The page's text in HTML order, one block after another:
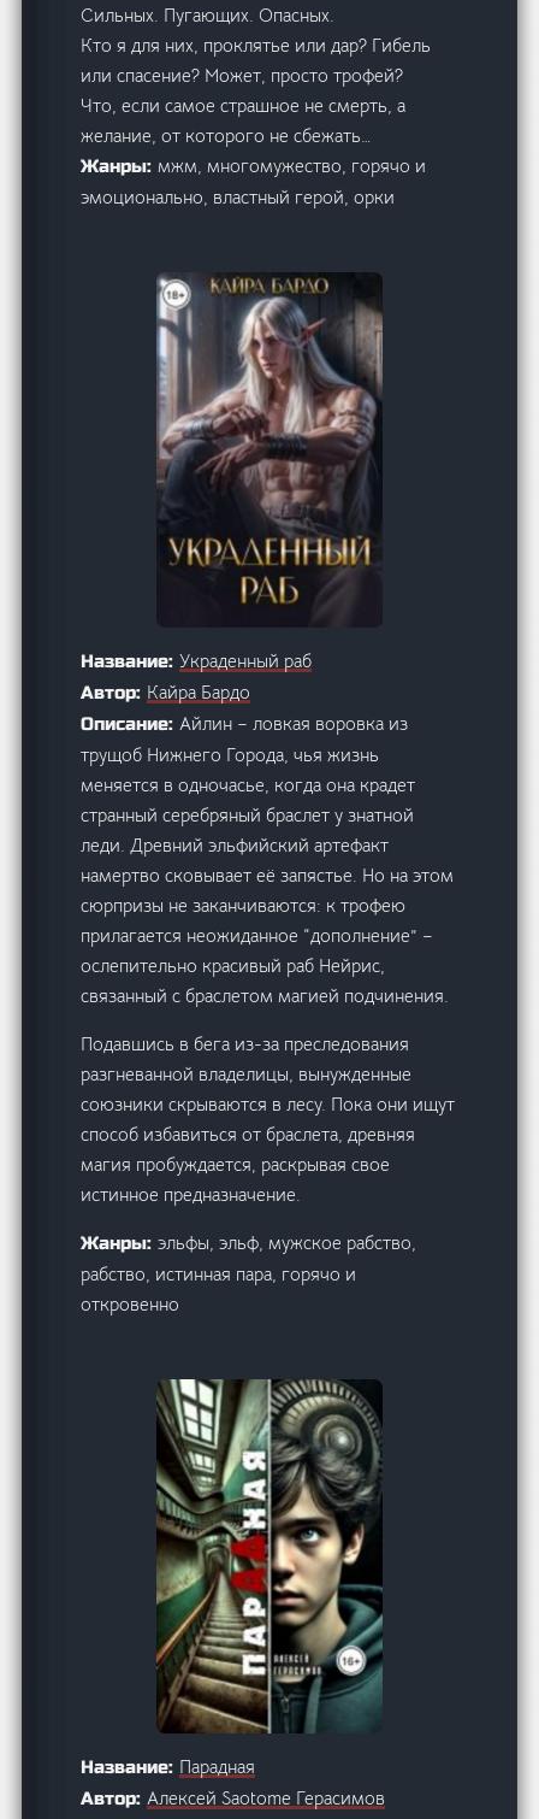
Сильных. Пугающих. Опасных.
Кто я для них, проклятье или дар? Гибель
или спасение? Может, просто трофей?
Что, если самое страшное не смерть, а
желание, от которого не сбежать…
Жанры:мжм, многомужество, горячо и
эмоционально, властный герой, орки
Название:Украденный раб
Автор: Кайра Бардо
Описание: Айлин – ловкая воровка из
трущоб Нижнего Города, чья жизнь
меняется в одночасье, когда она крадет
странный серебряный браслет у знатной
леди. Древний эльфийский артефакт
намертво сковывает её запястье. Но на этом
сюрпризы не заканчиваются: к трофею
прилагается неожиданное “дополнение” –
ослепительно красивый раб Нейрис,
связанный с браслетом магией подчинения.
Подавшись в бега из-за преследования
разгневанной владелицы, вынужденные
союзники скрываются в лесу. Пока они ищут
способ избавиться от браслета, древняя
магия пробуждается, раскрывая свое
истинное предназначение.
Жанры:эльфы, эльф, мужское рабство,
рабство, истинная пара, горячо и
откровенно
Название: Парадная
Автор:Алексей Saotome Герасимов